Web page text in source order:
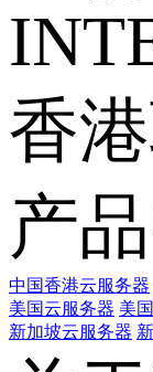
香
产
中国香港云服务器
美国云服务器 美
新加坡云服务器